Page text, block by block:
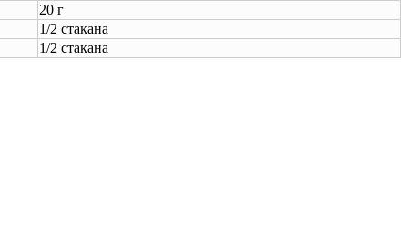
20 г
1/2 стакана
1/2 стакана